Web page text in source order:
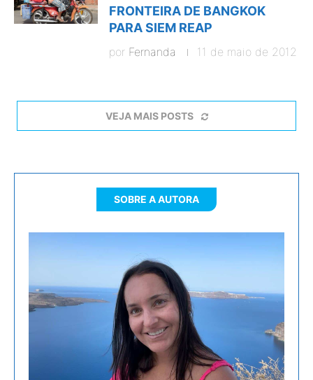
FRONTEIRA DE BANGKOK
PARA SIEM REAP
por Fernanda 11 de maio de 2012
VEJA MAIS POSTS
SOBRE A AUTORA